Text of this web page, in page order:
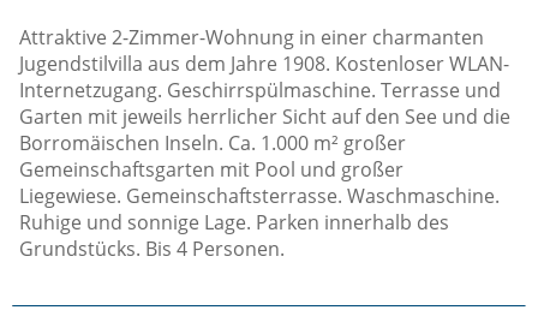
Attraktive 2-Zimmer-Wohnung in einer charmanten
Jugendstilvilla aus dem Jahre 1908. Kostenloser WLAN-
Internetzugang. Geschirrspülmaschine. Terrasse und
Garten mit jeweils herrlicher Sicht auf den See und die
Borromäischen Inseln. Ca. 1.000 m² großer
Gemeinschaftsgarten mit Pool und großer
Liegewiese. Gemeinschaftsterrasse. Waschmaschine.
Ruhige und sonnige Lage. Parken innerhalb des
Grundstücks. Bis 4 Personen.